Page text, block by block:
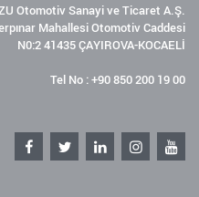
Otomotiv Sanayi ve Ticaret A.Ş.
Mahallesi Otomotiv Caddesi
N0:2 41435 ÇAYIROVA-KOCAELİ
Tel No : +90 850 200 19 00